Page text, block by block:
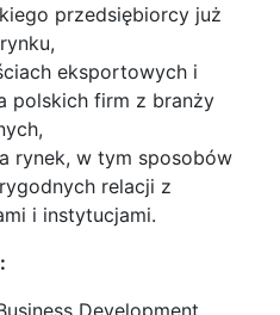
przedsiębiorcy już
eksportowych i
polskich firm z branży
rynek, w tym sposobów
relacji z
i instytucjami.